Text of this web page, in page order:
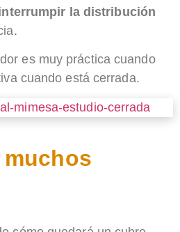
la distribución
es muy práctica cuando
cuando está cerrada.
muchos